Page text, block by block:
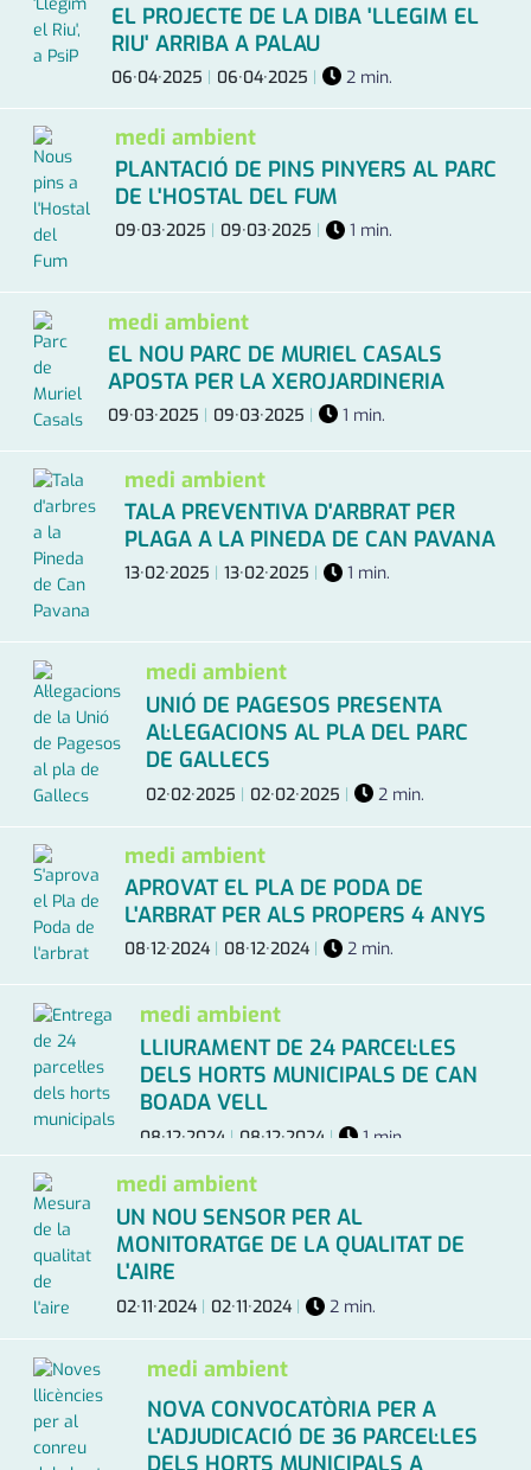
EL PROJECTE DE LA DIBA 'LLEGIM EL
RIU' ARRIBA A PALAU
06·04·2025 | 06·04·2025 | 2 min.
medi ambient
PLANTACIÓ DE PINS PINYERS AL PARC
DE L'HOSTAL DEL FUM
09·03·2025 | 09·03·2025 | 1 min.
medi ambient
EL NOU PARC DE MURIEL CASALS
APOSTA PER LA XEROJARDINERIA
09·03·2025 | 09·03·2025 | 1 min.
medi ambient
TALA PREVENTIVA D'ARBRAT PER
PLAGA A LA PINEDA DE CAN PAVANA
13·02·2025 | 13·02·2025 | 1 min.
medi ambient
UNIÓ DE PAGESOS PRESENTA
AL·LEGACIONS AL PLA DEL PARC
DE GALLECS
02·02·2025 | 02·02·2025 | 2 min.
medi ambient
APROVAT EL PLA DE PODA DE
L'ARBRAT PER ALS PROPERS 4 ANYS
08·12·2024 | 08·12·2024 | 2 min.
medi ambient
LLIURAMENT DE 24 PARCEL·LES
DELS HORTS MUNICIPALS DE CAN
BOADA VELL
08·12·2024 | 08·12·2024 | 1 min.
medi ambient
UN NOU SENSOR PER AL
MONITORATGE DE LA QUALITAT DE
L'AIRE
02·11·2024 | 02·11·2024 | 2 min.
medi ambient
NOVA CONVOCATÒRIA PER A
L'ADJUDICACIÓ DE 36 PARCEL·LES
DELS HORTS MUNICIPALS A